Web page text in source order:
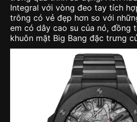
Integral với vòng đeo tay tích
trông có vẻ đẹp hơn so với
em có dây cao su của nó, đồng
khuôn mặt Big Bang đặc trưng